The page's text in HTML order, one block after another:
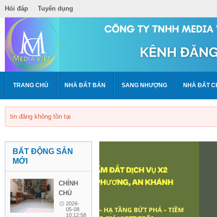
Hỏi đáp Tuyển dụng
TRANG CHỦ NHÀ ĐẤT BÁN SANG NHƯỢNG NHÀ ĐẤT
tin đăng không tồn tại
BẤT ĐỘNG SẢN
MỚI
CHÍNH
CHỦ
BÁN
NHÀ 4
2026-
05-08
10:12:58